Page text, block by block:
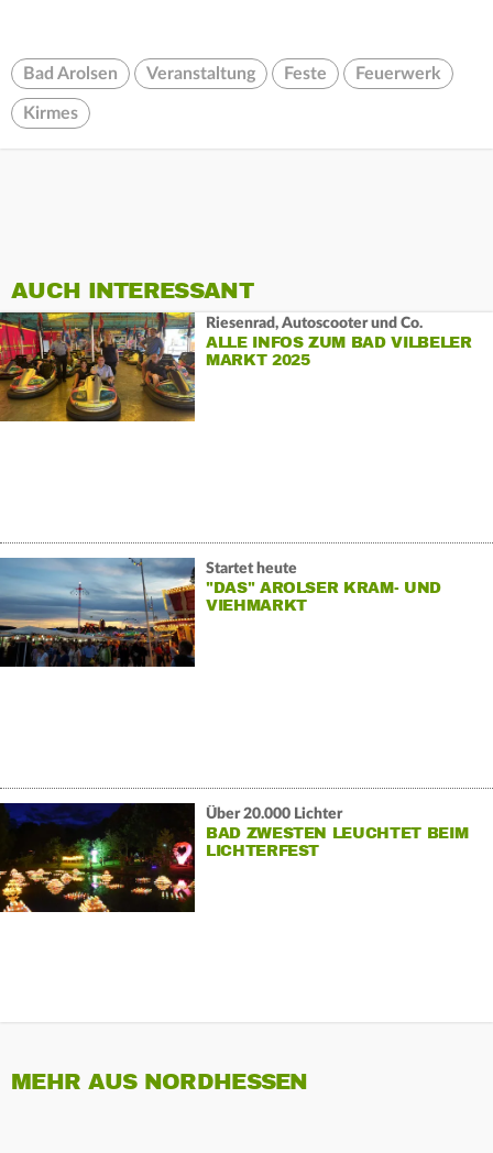
Bad Arolsen Veranstaltung Feste Feuerwerk
Kirmes
AUCH INTERESSANT
Riesenrad, Autoscooter und Co.
ALLE INFOS ZUM BAD VILBELER
MARKT 2025
Startet heute
"DAS" AROLSER KRAM- UND
VIEHMARKT
Über 20.000 Lichter
BAD ZWESTEN LEUCHTET BEIM
LICHTERFEST
MEHR AUS NORDHESSEN